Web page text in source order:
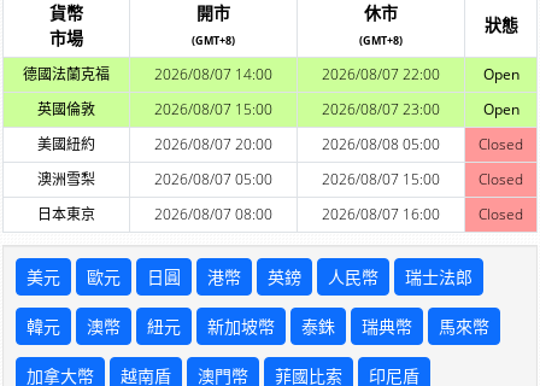
貨幣
市場
開市
(GMT+8)
休市
(GMT+8)
狀態
德國法蘭克福 2026/08/07 14:00 2026/08/07 22:00
Open
英國倫敦
2026/08/07 15:00 2026/08/07 23:00
Open
美國紐約
2026/08/07 20:00 2026/08/08 05:00
Closed
澳洲雪梨
2026/08/07 05:00 2026/08/07 15:00
Closed
日本東京
2026/08/07 08:00 2026/08/07 16:00 Closed
美元 歐元 日圓 港幣 英鎊 人民幣 瑞士法郎
韓元 澳幣 紐元 新加坡幣 泰銖 瑞典幣 馬來幣
加拿大幣 越南盾 澳門幣 菲國比索 印尼盾